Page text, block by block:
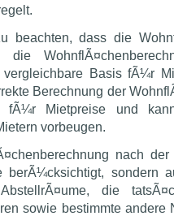
beachten, dass die
die
Basis fÃ¼r
Berechnung der
fÃ¼r Mietpreise und
vorbeugen.
nach
berÃ¼cksichtigt, sondern
die
sowie bestimmte andere